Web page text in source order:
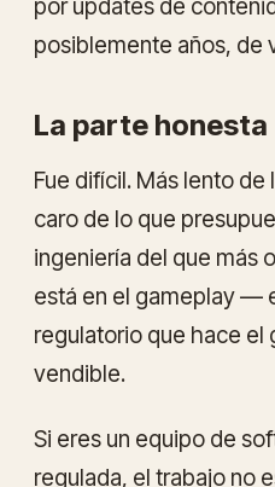
por updates de
posiblemente años, de
La parte honesta
Fue difícil. Más lento
caro de lo que
ingeniería del que más
está en el gameplay —
regulatorio que hace el
vendible.
Si eres un equipo de
regulada, el trabajo no